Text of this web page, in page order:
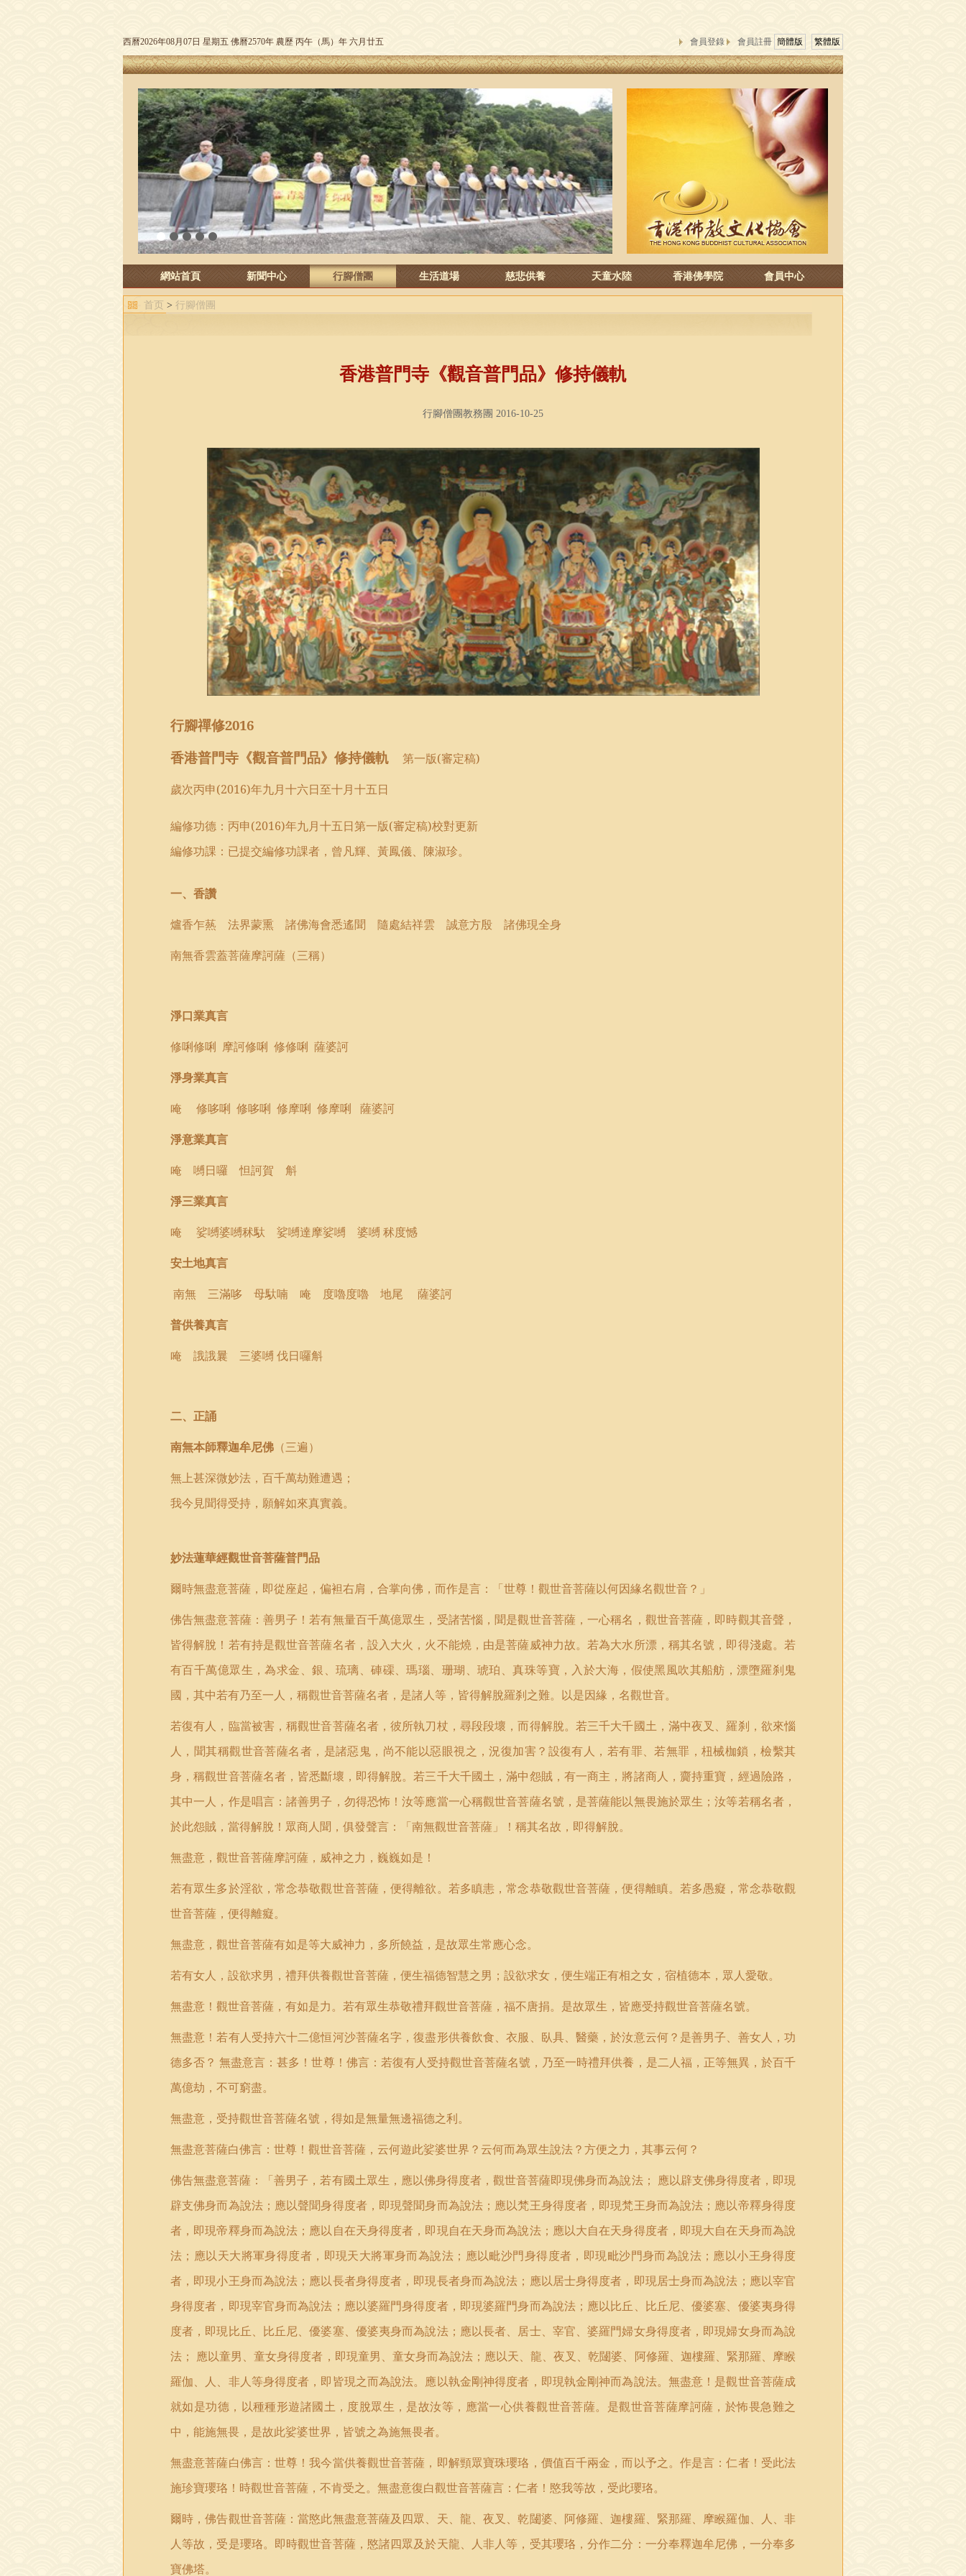
西曆2026年08月07日 星期五 佛曆2570年 農歷 丙午（馬）年 六月廿五 會員登錄 會員註冊 簡體版 繁體版
1 2 3 4 5
網站首頁 新聞中心 行腳僧團 生活道場 慈悲供養 天童水陸 香港佛學院 會員中心
首页 > 行腳僧團
香港普門寺《觀音普門品》修持儀軌
行腳僧團教務團 2016-10-25
行腳禪修2016
香港普門寺《觀音普門品》 修持儀軌 第一版(審定稿)
歲次丙申(2016)年九月十六日至十月十五日
編修功德 ： 丙申(2016)年九月十五日第一版(審定稿)校對更新
編修功課：已提交編修功課者，曾凡輝、黃鳳儀、 陳淑珍。
一、香讚
爐香乍爇 法界蒙熏 諸佛海會悉遙聞 隨處結祥雲 誠意方殷 諸佛現全身
南無香雲蓋菩薩摩訶薩（三稱）
淨口業真言
修唎修唎 摩訶修唎 修修唎 薩婆訶
淨身業真言
唵
修哆唎 修哆唎 修摩唎 修摩唎 薩婆訶
淨意業真言
唵 嚩日囉 怛訶賀 斛
淨三業真言
唵 娑嚩婆嚩秫馱 娑嚩達摩娑嚩 婆嚩 秫度憾
安土地真言
南無 三滿哆 母馱喃 唵 度嚕度嚕 地尾
薩婆訶
普供養真言
唵 誐誐曩 三婆嚩 伐日囉斛
二、 正誦
南無本師釋迦牟尼佛 （三遍）
無上甚深微妙法，百千萬劫難遭遇；
我今見聞得受持，願解如來真實義。
妙法蓮華經觀世音菩薩普門品
爾時無盡意菩薩，即從座起，偏袒右肩，合掌向佛，而作是言：
「世尊！觀世音菩薩以何因緣名觀世音？ 」
佛告無盡意菩薩：善男子！若有無量百千萬億眾生，受諸苦惱，聞是觀世音菩薩，一心稱名，觀世音菩薩，即時觀其音聲，
皆得解脫！若有持是觀世音菩薩名者，設入大火，火不能燒，由是菩薩威神力故。若為大水所漂，稱其名號，即得淺處。若
有百千萬億眾生，為求金、銀、琉璃、硨磲、瑪瑙、珊瑚、琥珀、真珠等寶，入於大海，假使黑風吹其船舫，漂墮羅刹鬼
國，其中若有乃至一人，稱觀世音菩薩名者，是諸人等，皆得解脫羅刹之難。以是因緣，名觀世音。
若復有人，臨當被害，稱觀世音菩薩名者，彼所執刀杖，尋段段壞，而得解脫。若三千大千國土，滿中夜叉、羅刹，欲來惱
人，聞其稱觀世音菩薩名者，是諸惡鬼，尚不能以惡眼視之，況復加害？設復有人，若有罪、若無罪，杻械枷鎖，檢繫其
身，稱觀世音菩薩名者，皆悉斷壞，即得解脫。若三千大千國土，滿中怨賊，有一商主，將諸商人，齎持重寶，經過險路，
其中一人，作是唱言：諸善男子，勿得恐怖！汝等應當一心稱觀世音菩薩名號，是菩薩能以無畏施於眾生；汝等若稱名者，
於此怨賊，當得解脫！眾商人聞，俱發聲言：「南無觀世音菩薩 」
！稱其名故，即得解脫。
無盡意，觀世音菩薩摩訶薩，威神之力，巍巍如是！
若有眾生多於淫欲，常念恭敬觀世音菩薩，便得離欲。若多瞋恚，常念恭敬觀世音菩薩，便得離瞋。若多愚癡，常念恭敬觀
世音菩薩，便得離癡。
無盡意，觀世音菩薩有如是等大威神力，多所饒益，是故眾生常應心念。
若有女人，設欲求男，禮拜供養觀世音菩薩，便生福德智慧之男；設欲求女，便生端正有相之女，宿植德本，眾人愛敬。
無盡意！觀世音菩薩，有如是力。若有眾生恭敬禮拜觀世音菩薩，福不唐捐。是故眾生，皆應受持觀世音菩薩名號。
無盡意！若有人受持六十二億恒河沙菩薩名字，復盡形供養飲食、衣服、臥具、醫藥，於汝意云何？是善男子、善女人，功
德多否？ 無盡意言：甚多！世尊！佛言：若復有人受持觀世音菩薩名號，乃至一時禮拜供養，是二人福，正等無異，於百千
萬億劫，不可窮盡。
無盡意，受持觀世音菩薩名號，得如是無量無邊福德之利。
無盡意菩薩白佛言：世尊！觀世音菩薩，云何遊此娑婆世界？云何而為眾生說法？方便之力，其事云何？
佛告無盡意菩薩：「善男子，若有國土眾生，應以佛身得度者，觀世音菩薩即現佛身而為說法； 應以辟支佛身得度者，即現
辟支佛身而為說法；應以聲聞身得度者，即現聲聞身而為說法；應以梵王身得度者，即現梵王身而為說法；應以帝釋身得度
者，即現帝釋身而為說法；應以自在天身得度者，即現自在天身而為說法；應以大自在天身得度者，即現大自在天身而為說
法；應以天大將軍身得度者，即現天大將軍身而為說法；應以毗沙門身得度者，即現毗沙門身而為說法；應以小王身得度
者，即現小王身而為說法；應以長者身得度者，即現長者身而為說法；應以居士身得度者，即現居士身而為說法；應以宰官
身得度者，即現宰官身而為說法；應以婆羅門身得度者，即現婆羅門身而為說法；應以比丘、比丘尼、優婆塞、優婆夷身得
度者，即現比丘、比丘尼、優婆塞、優婆夷身而為說法；應以長者、居士、宰官、婆羅門婦女身得度者，即現婦女身而為說
法； 應以童男、童女身得度者，即現童男、童女身而為說法；應以天、龍、夜叉、乾闥婆、阿修羅、迦樓羅、緊那羅、摩睺
羅伽、人、非人等身得度者，即皆現之而為說法。應以執金剛神得度者，即現執金剛神而為說法。無盡意！是觀世音菩薩成
就如是功德，以種種形遊諸國土，度脫眾生，是故汝等，應當一心供養觀世音菩薩。是觀世音菩薩摩訶薩，於怖畏急難之
中，能施無畏，是故此娑婆世界，皆號之為施無畏者。
無盡意菩薩白佛言：世尊！我今當供養觀世音菩薩，即解頸眾寶珠瓔珞，價值百千兩金，而以予之。作是言：仁者！受此法
施珍寶瓔珞！時觀世音菩薩，不肯受之。無盡意復白觀世音菩薩言：仁者！愍我等故，受此瓔珞。
爾時，佛告觀世音菩薩：當愍此無盡意菩薩及四眾、天、龍、夜叉、乾闥婆、阿修羅、迦樓羅、緊那羅、摩睺羅伽、人、非
人等故，受是瓔珞。即時觀世音菩薩，愍諸四眾及於天龍、人非人等，受其瓔珞，分作二分：一分奉釋迦牟尼佛，一分奉多
寶佛塔。